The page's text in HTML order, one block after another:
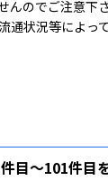
のでご注意下さ
状況等によっ
目～101件目